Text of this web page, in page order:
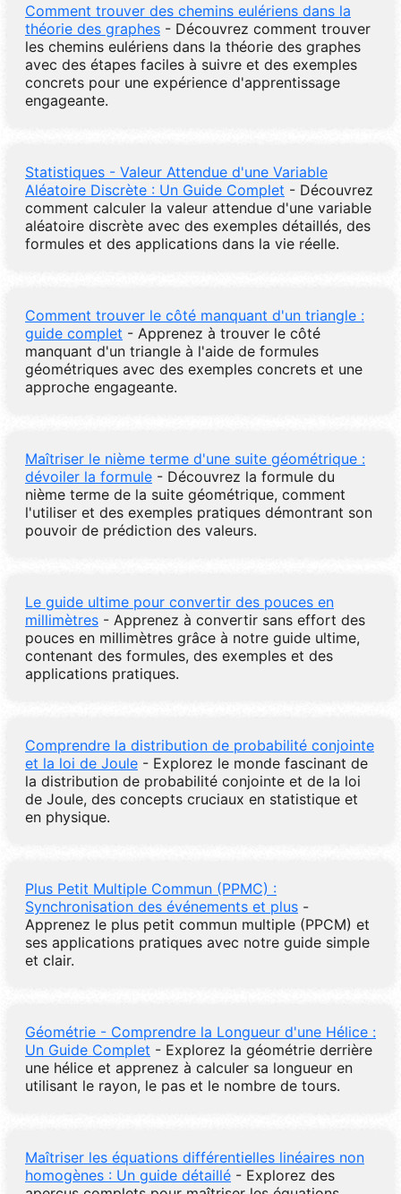
Comment trouver des chemins eulériens dans la
théorie des graphes - Découvrez comment trouver
les chemins eulériens dans la théorie des graphes
avec des étapes faciles à suivre et des exemples
concrets pour une expérience d'apprentissage
engageante.
Statistiques - Valeur Attendue d'une Variable
Aléatoire Discrète : Un Guide Complet - Découvrez
comment calculer la valeur attendue d'une variable
aléatoire discrète avec des exemples détaillés, des
formules et des applications dans la vie réelle.
Comment trouver le côté manquant d'un triangle :
guide complet - Apprenez à trouver le côté
manquant d'un triangle à l'aide de formules
géométriques avec des exemples concrets et une
approche engageante.
Maîtriser le nième terme d'une suite géométrique :
dévoiler la formule - Découvrez la formule du
nième terme de la suite géométrique, comment
l'utiliser et des exemples pratiques démontrant son
pouvoir de prédiction des valeurs.
Le guide ultime pour convertir des pouces en
millimètres - Apprenez à convertir sans effort des
pouces en millimètres grâce à notre guide ultime,
contenant des formules, des exemples et des
applications pratiques.
Comprendre la distribution de probabilité conjointe
et la loi de Joule - Explorez le monde fascinant de
la distribution de probabilité conjointe et de la loi
de Joule, des concepts cruciaux en statistique et
en physique.
Plus Petit Multiple Commun (PPMC) :
Synchronisation des événements et plus -
Apprenez le plus petit commun multiple (PPCM) et
ses applications pratiques avec notre guide simple
et clair.
Géométrie - Comprendre la Longueur d'une Hélice :
Un Guide Complet - Explorez la géométrie derrière
une hélice et apprenez à calculer sa longueur en
utilisant le rayon, le pas et le nombre de tours.
Maîtriser les équations différentielles linéaires non
homogènes : Un guide détaillé - Explorez des